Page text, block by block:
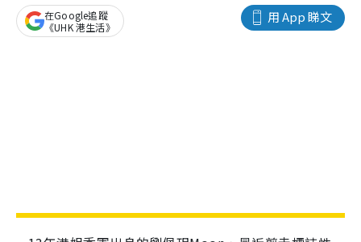
用 App 睇文
在Google追蹤
《UHK 港生活》